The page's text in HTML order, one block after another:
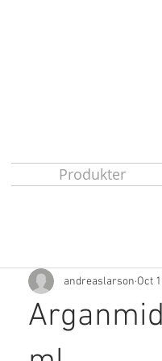
Produkter
andreaslarson Oct